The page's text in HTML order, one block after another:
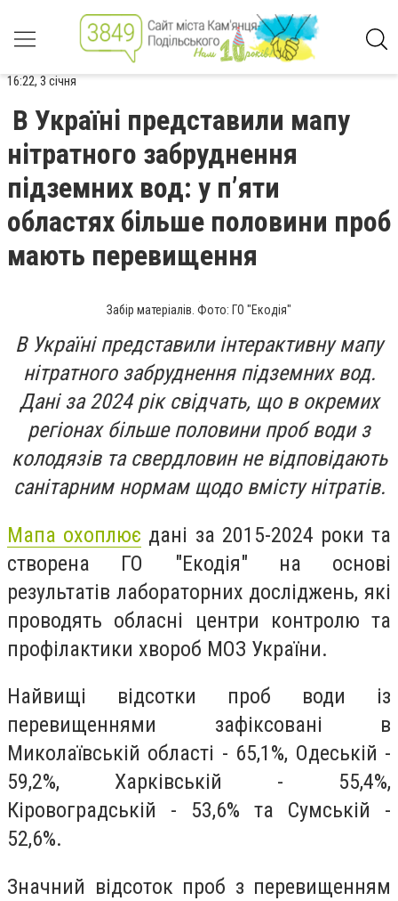
16:22, 3 січня
В Україні представили мапу
нітратного забруднення
підземних вод: у п’яти
областях більше половини проб
мають перевищення
Забір матеріалів. Фото: ГО "Екодія"
В Україні представили інтерактивну мапу
нітратного забруднення підземних вод.
Дані за 2024 рік свідчать, що в окремих
регіонах більше половини проб води з
колодязів та свердловин не відповідають
санітарним нормам щодо вмісту нітратів.
Мапа охоплює дані за 2015-2024 роки та
створена ГО "Екодія" на основі
результатів лабораторних досліджень, які
проводять обласні центри контролю та
профілактики хвороб МОЗ України.
Найвищі відсотки проб води із
перевищеннями зафіксовані в
Миколаївській області - 65,1%, Одеській -
59,2%, Харківській - 55,4%,
Кіровоградській - 53,6% та Сумській -
52,6%.
Значний відсоток проб з перевищенням